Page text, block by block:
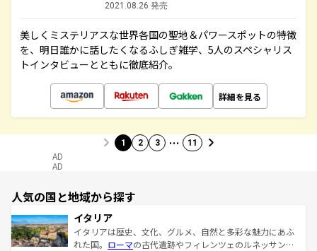
2021.08.26 発売
美しくミステリアスな世界各国の聖地＆パワースポットの特徴
を、明日誰かに話したくなるふしぎ雑学、5人のスペシャリス
トインタビューとともに徹底紹介。
詳細を見る
1 2 3 … 11
AD
AD
人気の国と地域から探す
イタリア
イタリアは歴史、文化、グルメ、自然と多彩な魅力にあふ
れた国。 ローマの古代遺跡やフィレンツェのルネッサンス